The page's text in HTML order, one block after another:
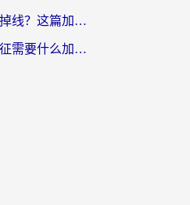
在国外玩龙之谷总掉线？这篇加速器指南帮你告别延迟卡顿！
人在国外玩剑与远征需要什么加速器？老玩家亲测的避坑指南来了